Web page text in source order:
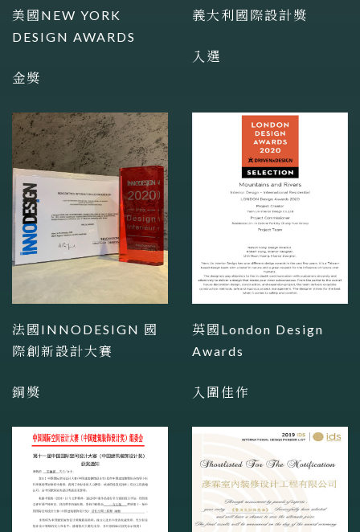
美國NEW YORK
DESIGN AWARDS
金獎
義大利國際設計獎
入選
法國INNODESIGN 國
際創新設計大賽
銅獎
英國London Design
Awards
入圍佳作